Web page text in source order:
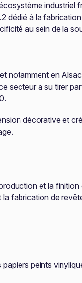
industriel
à la
au sein de la
notamment en
secteur a su tirer
décorative et
et la
fabrication de
peints